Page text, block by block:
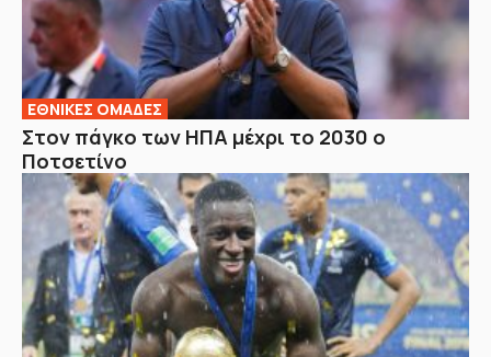
ΕΘΝΙΚΕΣ ΟΜΑΔΕΣ
Στον πάγκο των ΗΠΑ μέχρι το 2030 ο
Ποτσετίνο